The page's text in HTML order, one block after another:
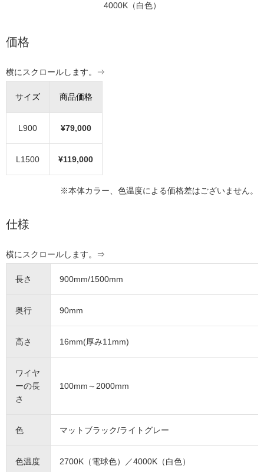
4000K（白色）
価格
サイズ 商品価格
L900 ¥79,000
L1500 ¥119,000
※本体カラー、色温度による価格差はございません。
仕様
長さ 900mm/1500mm
奥行 90mm
高さ 16mm(厚み11mm)
ワイヤ
ーの長
さ
100mm～2000mm
色 マットブラック/ライトグレー
色温度 2700K（電球色）／4000K（白色）